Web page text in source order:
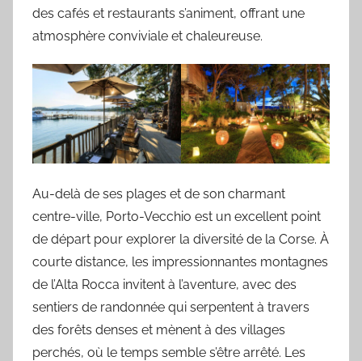
des cafés et restaurants s’animent, offrant une
atmosphère conviviale et chaleureuse.
Au-delà de ses plages et de son charmant
centre-ville, Porto-Vecchio est un excellent point
de départ pour explorer la diversité de la Corse. À
courte distance, les impressionnantes montagnes
de l’Alta Rocca invitent à l’aventure, avec des
sentiers de randonnée qui serpentent à travers
des forêts denses et mènent à des villages
perchés, où le temps semble s’être arrêté. Les